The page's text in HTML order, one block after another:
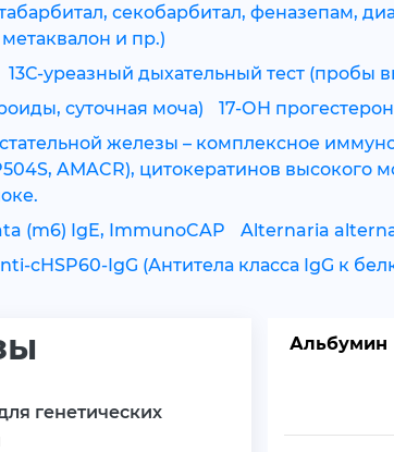
секобарбитал, феназепам,
и пр.)
13С-уреазный дыхательный тест (пробы
суточная моча)
17-ОН прогестерон
железы – комплексное
AMACR), цитокератинов высокого
(m6) IgE, ImmunoCAP
Alternaria
cHSP60-IgG (Антитела класса IgG к
генетических
Альбумин